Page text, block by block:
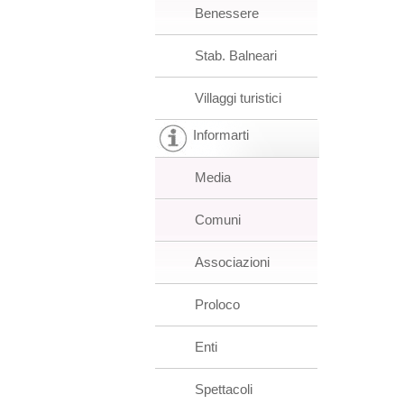
Benessere
Stab. Balneari
Villaggi turistici
Informarti
Media
Comuni
Associazioni
Proloco
Enti
Spettacoli